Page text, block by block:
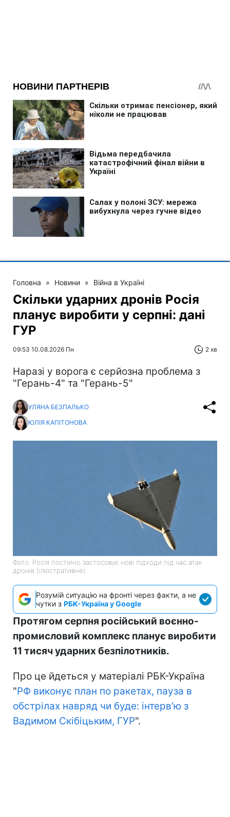
Головна » Новини » Війна в Україні
Скільки ударних дронів Росія
планує виробити у серпні: дані
ГУР
09:53 10.08.2026 Пн 2 хв
Наразі у ворога є серйозна проблема з
"Герань-4" та "Герань-5"
УЛЯНА БЕЗПАЛЬКО
ЮЛІЯ КАПІТОНОВА
Фото: Росія постійно застосовує нові підходи під час атак
дронів (ілюстративне)
Розумій ситуацію на фронті через факти, а не
чутки з РБК-Україна у Google
Протягом серпня російський воєнно-
промисловий комплекс планує виробити
11 тисяч ударних безпілотників.
Про це йдеться у матеріалі РБК-Україна
"РФ виконує план по ракетах, пауза в
обстрілах навряд чи буде: інтервʼю з
Вадимом Скібіцьким, ГУР".